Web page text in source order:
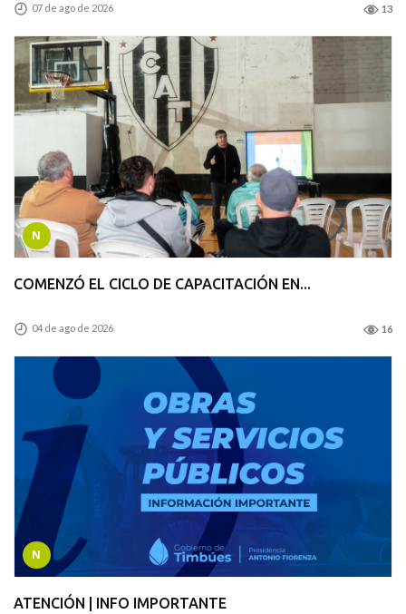
07 de ago de 2026 13
N
COMENZÓ EL CICLO DE CAPACITACIÓN EN...
04 de ago de 2026 16
N
ATENCIÓN | INFO IMPORTANTE